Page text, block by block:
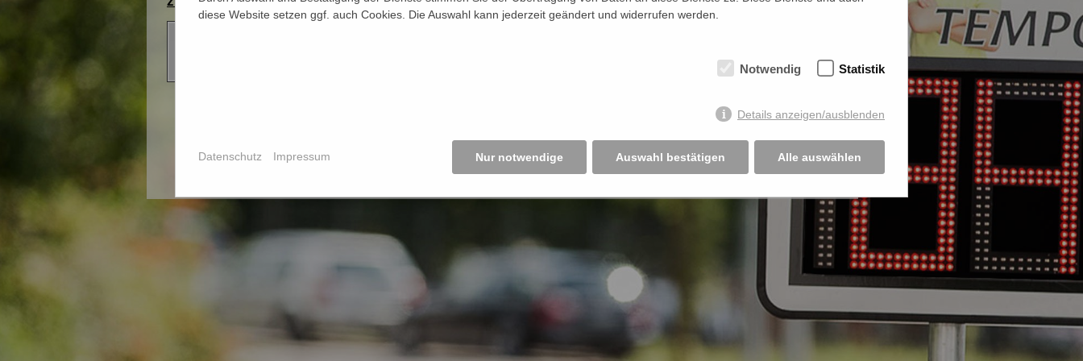
diese Website setzen ggf. auch Cookies. Die Auswahl kann jederzeit geändert und widerrufen werden.
Notwendig Statistik
Details anzeigen/ausblenden
Nur notwendige Auswahl bestätigen Alle auswählen
Datenschutz Impressum